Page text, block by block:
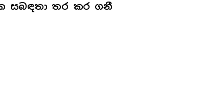
සබඳතා තර කර ගනී